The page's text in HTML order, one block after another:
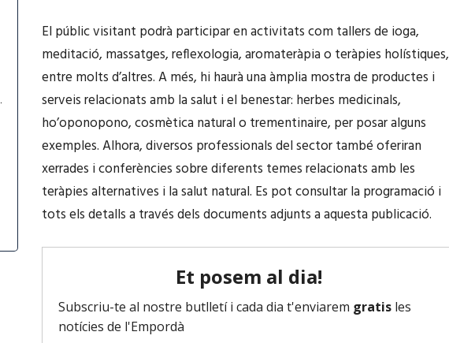
El públic visitant podrà participar en activitats com tallers de ioga,
meditació, massatges, reflexologia, aromateràpia o teràpies holístiques,
entre molts d’altres. A més, hi haurà una àmplia mostra de productes i
serveis relacionats amb la salut i el benestar: herbes medicinals,
ho’oponopono, cosmètica natural o trementinaire, per posar alguns
exemples. Alhora, diversos professionals del sector també oferiran
xerrades i conferències sobre diferents temes relacionats amb les
teràpies alternatives i la salut natural. Es pot consultar la programació i
tots els detalls a través dels documents adjunts a aquesta publicació.